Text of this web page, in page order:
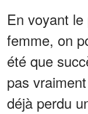
En voyant
femme, on
été que
pas
déjà perdu